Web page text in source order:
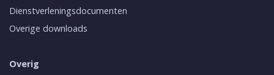
Dienstverleningsdocumenten
Overige downloads
Overig